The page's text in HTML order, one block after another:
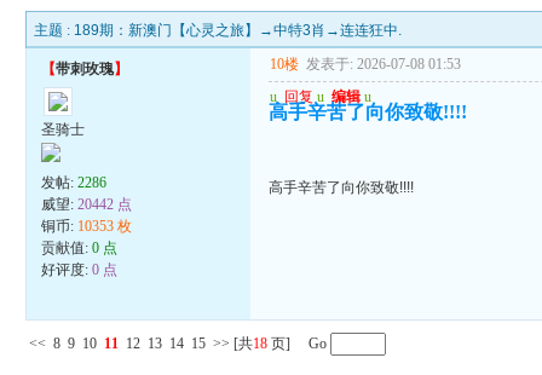
主题 : 189期：新澳门【心灵之旅】→中特3肖→连连狂中.
【带刺玫瑰】
圣骑士
发帖:2286
威望:20442 点
铜币: 10353 枚
贡献值:0 点
好评度:0 点
10楼 发表于: 2026-07-08 01:53
u 回复 u 编辑 u
高手辛苦了向你致敬!!!!
高手辛苦了向你致敬!!!!
<< 8 9 10 11 12 13 14 15 >> [共18 页] Go